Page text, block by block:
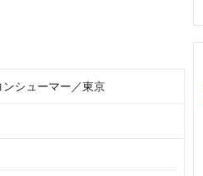
ンシューマー／東京